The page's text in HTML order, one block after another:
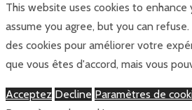
This website uses cookies to enhance
assume you agree, but you can
des cookies pour améliorer votre
que vous êtes d'accord, mais vous
Acceptez Decline Paramètres de